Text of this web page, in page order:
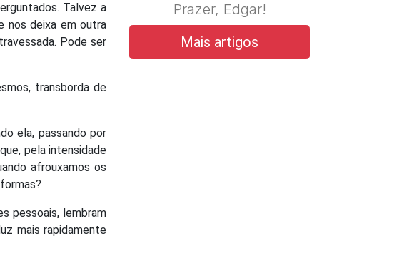
Talvez a
nos deixa em outra
Pode ser
transborda de
ela, passando por
pela intensidade
afrouxamos os
pessoais, lembram
mais rapidamente
Prazer, Edgar!
Mais artigos